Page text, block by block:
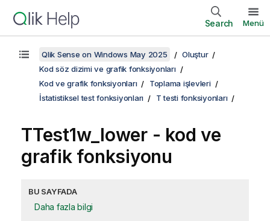
Search Menü
Qlik Sense on Windows May 2025
Oluştur
Kod söz dizimi ve grafik fonksiyonları
Kod ve grafik fonksiyonları
Toplama işlevleri
İstatistiksel test fonksiyonları
T testi fonksiyonları
TTest1w_lower- kod ve
grafik fonksiyonu
BU SAYFADA
Daha fazla bilgi